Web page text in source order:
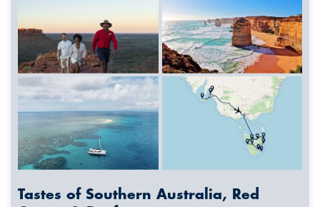
Tastes of Southern Australia, Red